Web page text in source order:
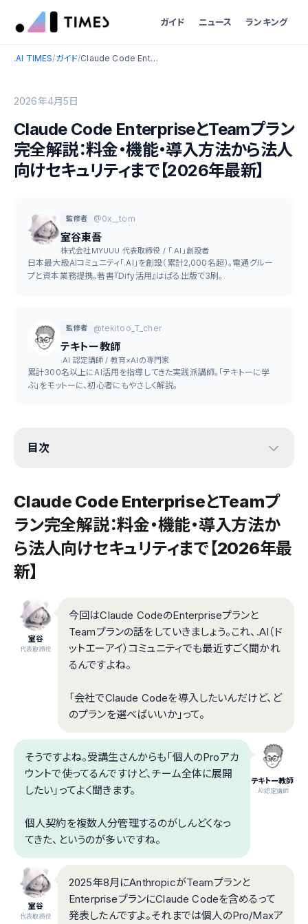
ガイド ニュース ランキング
.AI TIMES/ガイド/ Claude Code EnterpriseとTeamプラン完全解説：料金・機能・導入方法から法人向けセキュリティまで【2026年最新】
2026年4月5日
Claude Code EnterpriseとTeamプラン
完全解説：料金・機能・導入方法から法人
向けセキュリティまで【2026年最新】
監修者 @0x__tom
室谷東吾
株式会社MYUUU 代表取締役 / 「.AI」創設者
日本最大級AIコミュニティ「.AI」を創設（累計2,000名超）。電通グルー
プと資本業務提携。著書『Dify活用』はぱる出版で3刷。
監修者 @tekitoo_T_cher
テキトー教師
.AI 認定講師 / 教育×AIの専門家
累計300名以上にAI活用を指導してきた実践派講師。「テキトーに学
ぶ」をモットーに、初心者にもやさしく解説。
目次
Claude Code EnterpriseとTeamプ
ラン完全解説：料金・機能・導入方法か
ら法人向けセキュリティまで【2026年最
新】
室谷
代表取締役
今回はClaude CodeのEnterpriseプランと
Teamプランの話をしていきましょう。これ、.AI（ド
ットエーアイ）コミュニティでも最近すごく聞かれ
るんですよね。
「会社でClaude Codeを導入したいんだけど、ど
のプランを選べばいいか」って。
テキトー教師
.AI認定講師
そうですよね。受講生さんからも「個人のProアカ
ウントで使ってるんですけど、チーム全体に展開
したい」ってよく聞きます。
個人契約を複数人分管理するのがしんどくなっ
てきた、というのが多いですね。
室谷
代表取締役
2025年8月にAnthropicがTeamプランと
EnterpriseプランにClaude Codeを含めるって
発表したんですよ。それまでは個人のPro/Maxア